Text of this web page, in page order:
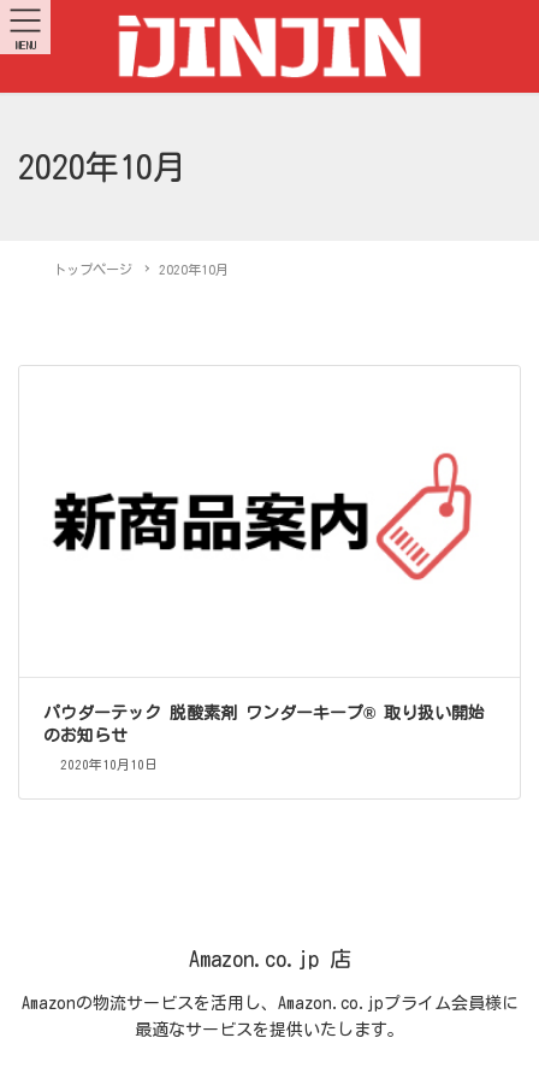
2020年10月
トップページ 2020年10月
パウダーテック 脱酸素剤 ワンダーキープ® 取り扱い開始
のお知らせ
2020年10月10日
Amazon.co.jp 店
Amazonの物流サービスを活用し、Amazon.co.jpプライム会員様に
最適なサービスを提供いたします。
MENU